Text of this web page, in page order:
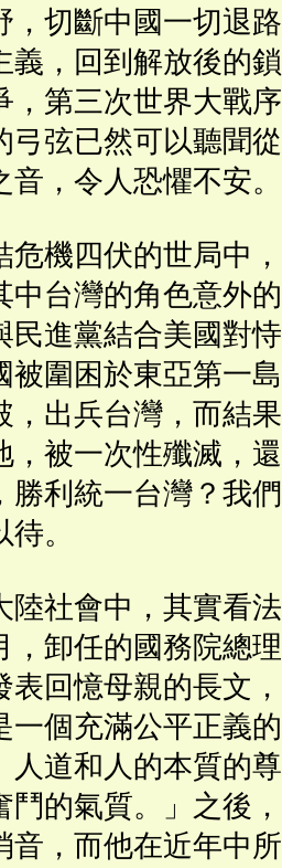
，切斷中國一切退
義，回到解放後的
，第三次世界大戰
弓弦已然可以聽聞
，令人恐懼不安。
危機四伏的世局中
中台灣的角色意外
民進黨結合美國對
被圍困於東亞第一
，出兵台灣，而結
，被一次性殲滅，
勝利統一台灣？我
。
陸社會中，其實看
，卸任的國務院總
表回憶母親的長文
一個充滿公平正義
人道和人的本質的
鬥的氣質。」之後
音，而他在近年中